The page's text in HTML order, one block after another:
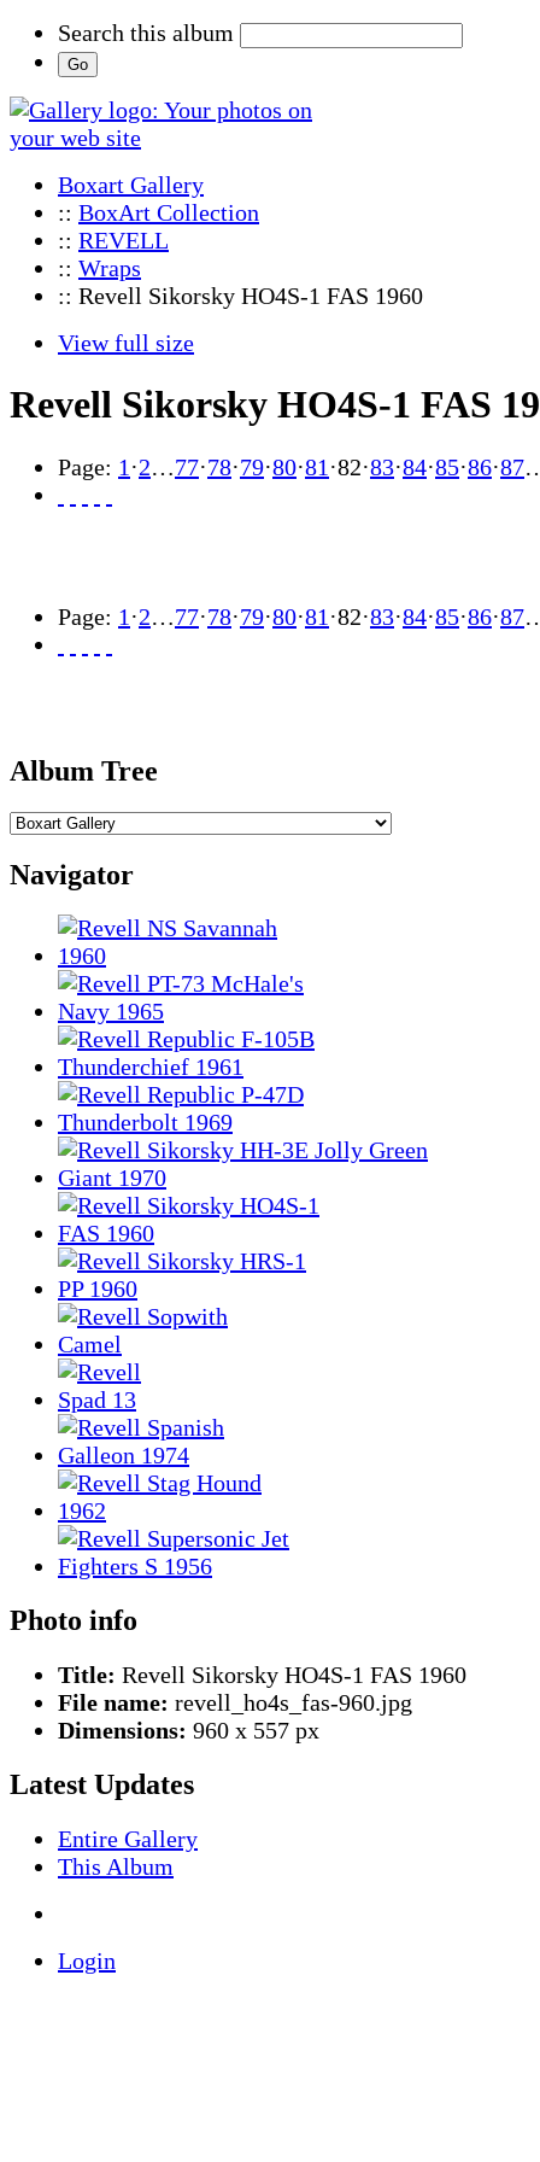
Search this album
Boxart Gallery
:: BoxArt Collection
:: REVELL
:: Wraps
:: Revell Sikorsky HO4S-1 FAS 1960
View full size
Revell Sikorsky HO4S-1 FAS
Page: 1 ·2…77·78·79·80·81 ·82·83·84·85·86·87
Page: 1 ·2…77·78·79·80·81 ·82·83·84·85·86·87
Album Tree
Navigator
Photo info
Title: Revell Sikorsky HO4S-1 FAS 1960
File name: revell_ho4s_fas-960.jpg
Dimensions: 960 x 557 px
Latest Updates
Entire Gallery
This Album
Login